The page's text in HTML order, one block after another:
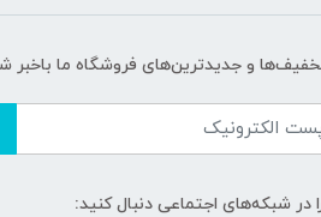
و جدیدترین‌های فروشگاه ما باخبر
در شبکه‌های اجتماعی دنبال کنید: